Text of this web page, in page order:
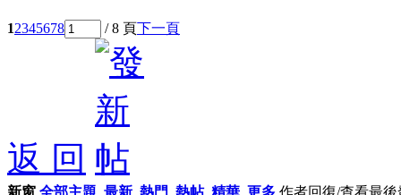
12345678 / 8 頁下一頁
返 回
新窗 全部主題 最新 熱門 熱帖 精華 更多 作者回復/查看最後